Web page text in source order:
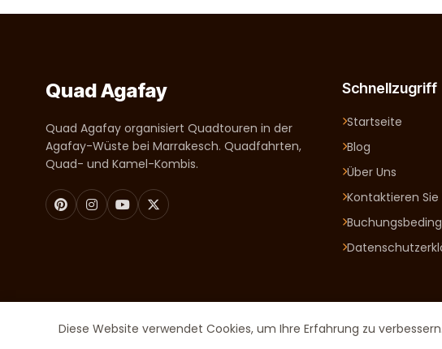
Quad Agafay
Quad Agafay organisiert Quadtouren in der
Agafay-Wüste bei Marrakesch. Quadfahrten,
Quad- und Kamel-Kombis.
Schnellzugriff
Startseite
Blog
Über Uns
Kontaktieren Sie
Quad Agafay. 2026 Alle Rechte vorbehalten.
Diese Website verwendet Cookies, um Ihre Erfahrung zu verbessern.